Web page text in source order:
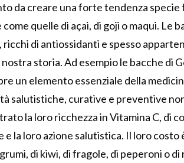
da creare una forte tendenza specie
quelle di açai, di goji o maqui. Le
ricchi di antiossidanti e spesso
storia. Ad esempio le bacche di
un elemento essenziale della
salutistiche, curative e preventive
la loro ricchezza in Vitamina C, di
e la loro azione salutistica. Il loro costo
di kiwi, di fragole, di peperoni o